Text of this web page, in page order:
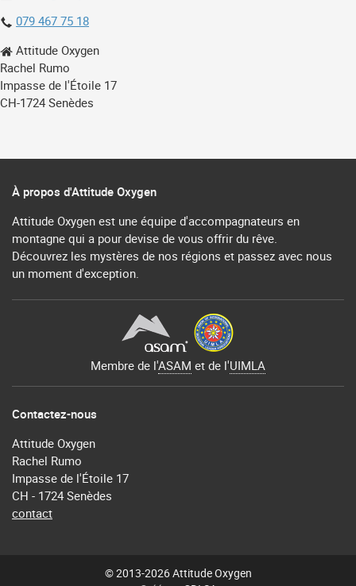
079 467 75 18
Attitude Oxygen
Rachel Rumo
Impasse de l'Étoile 17
CH-1724 Senèdes
À propos d'Attitude Oxygen
Attitude Oxygen est une équipe d'accompagnateurs en
montagne qui a pour devise de vous offrir du rêve.
Découvrez les mystères de nos régions et passez avec nous
un moment d'exception.
Membre de l'ASAM et de l'UIMLA
Contactez-nous
Attitude Oxygen
Rachel Rumo
Impasse de l'Étoile 17
CH - 1724 Senèdes
contact
© 2013-2026 Attitude Oxygen